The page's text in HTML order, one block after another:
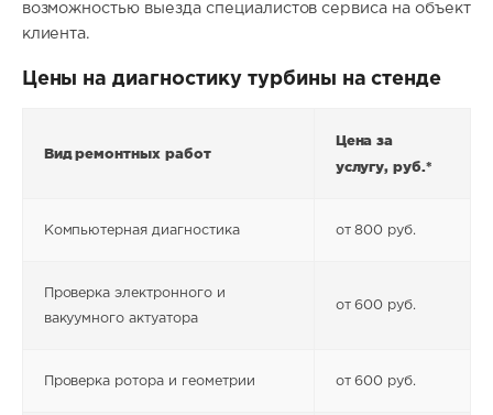
возможностью выезда специалистов сервиса на объект
клиента.
Цены на диагностику турбины на стенде
Вид ремонтных работ
Цена за
услугу, руб.*
Компьютерная диагностика от 800 руб.
Проверка электронного и
вакуумного актуатора
от 600 руб.
Проверка ротора и геометрии от 600 руб.